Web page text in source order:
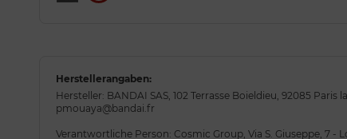
Herstellerangaben:
Hersteller: BANDAI SAS, 102 Terrasse Boieldieu, 92085 Paris
pmouaya@bandai.fr
Verantwortliche Person: Cosmic Group, Via S. Giuseppe, 7 -